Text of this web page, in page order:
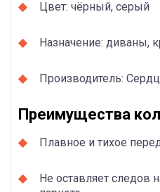
Цвет: чёрный, серый
Назначение: диваны,
Производитель:
Преимущества
Плавное и тихое
Не оставляет следов